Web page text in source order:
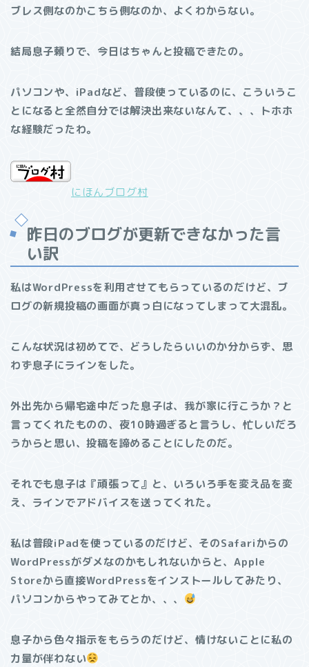
ブレス側なのかこちら側なのか、よくわからない。
結局息子頼りで、今日はちゃんと投稿できたの。
パソコンや、iPadなど、普段使っているのに、こういうこ
とになると全然自分では解決出来ないなんて、、、トホホ
な経験だったわ。
にほんブログ村
昨日のブログが更新できなかった言
い訳
私はWordPressを利用させてもらっているのだけど、ブ
ログの新規投稿の画面が真っ白になってしまって大混乱。
こんな状況は初めてで、どうしたらいいのか分からず、思
わず息子にラインをした。
外出先から帰宅途中だった息子は、我が家に行こうか？と
言ってくれたものの、夜10時過ぎると言うし、忙しいだろ
うからと思い、投稿を諦めることにしたのだ。
それでも息子は『頑張って』と、いろいろ手を変え品を変
え、ラインでアドバイスを送ってくれた。
私は普段iPadを使っているのだけど、そのSafariからの
WordPressがダメなのかもしれないからと、Apple
Storeから直接WordPressをインストールしてみたり、
パソコンからやってみてとか、、、
息子から色々指示をもらうのだけど、情けないことに私の
力量が伴わない